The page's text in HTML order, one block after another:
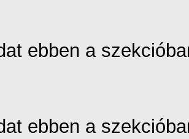
ebben a
ebben a